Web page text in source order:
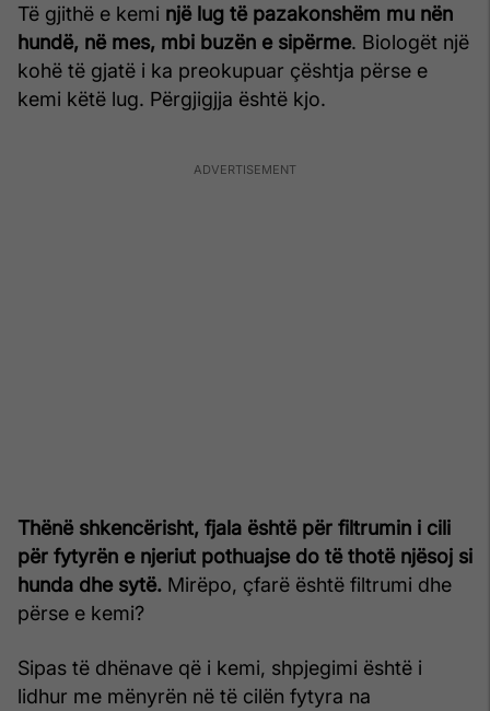
Të gjithë e kemi një lug të pazakonshëm mu nën
hundë, në mes, mbi buzën e sipërme. Biologët një
kohë të gjatë i ka preokupuar çështja përse e
kemi këtë lug. Përgjigjja është kjo.
Thënë shkencërisht, fjala është për filtrumin i cili
për fytyrën e njeriut pothuajse do të thotë njësoj si
hunda dhe sytë. Mirëpo, çfarë është filtrumi dhe
përse e kemi?
Sipas të dhënave që i kemi, shpjegimi është i
lidhur me mënyrën në të cilën fytyra na